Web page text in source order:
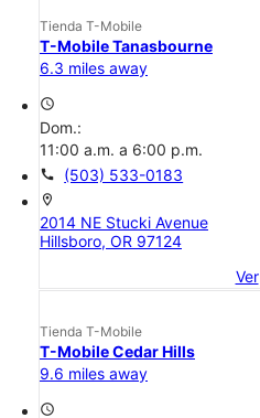
Tienda T-Mobile
T-Mobile Tanasbourne
6.3 miles away
access_time
Dom.:
11:00 a.m. a 6:00 p.m.
call (503) 533-0183
location_on
2014 NE Stucki Avenue
Hillsboro, OR 97124
Ver
Tienda T-Mobile
T-Mobile Cedar Hills
9.6 miles away
access_time